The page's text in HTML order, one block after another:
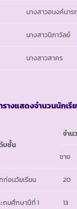
นางสาวอนงค์นาร
นางสาวนิภาวัลย์
นางสาวสาคร
รางแสดงจำนวนนักเรี
บชั้น
จำ
ชาย
ก่อนวัยเรียน 20
ถมศึกษาปีที่ 1 13